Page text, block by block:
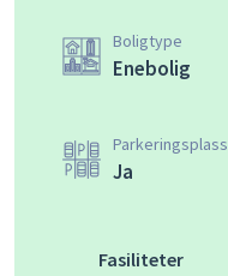
Boligtype
Enebolig
Parkeringsplass
Ja
Fasiliteter